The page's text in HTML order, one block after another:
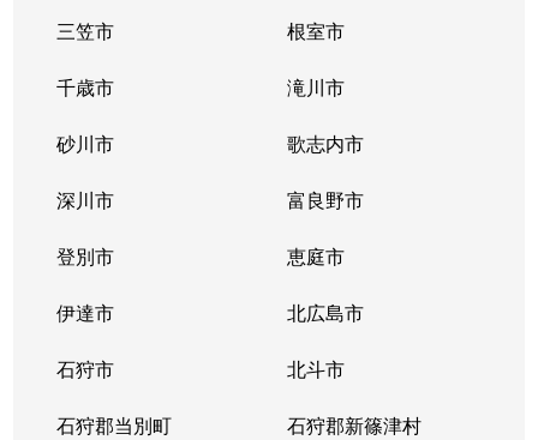
三笠市 根室市
千歳市 滝川市
砂川市 歌志内市
深川市 富良野市
登別市 恵庭市
伊達市 北広島市
石狩市 北斗市
石狩郡当別町 石狩郡新篠津村